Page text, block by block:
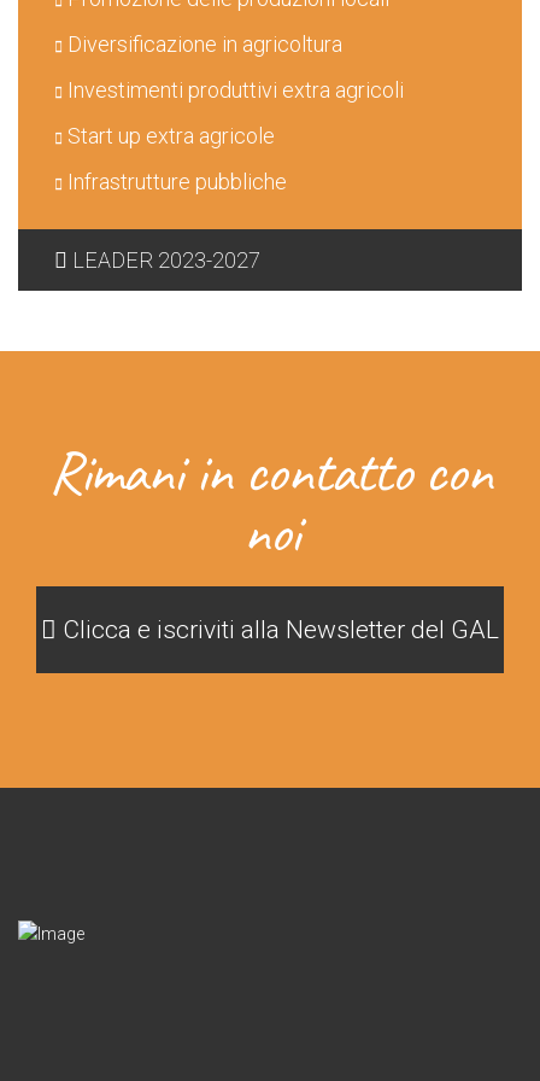
Diversificazione in agricoltura
Investimenti produttivi extra agricoli
Start up extra agricole
Infrastrutture pubbliche
LEADER 2023-2027
Rimani in contatto con
noi
Clicca e iscriviti alla Newsletter del GAL